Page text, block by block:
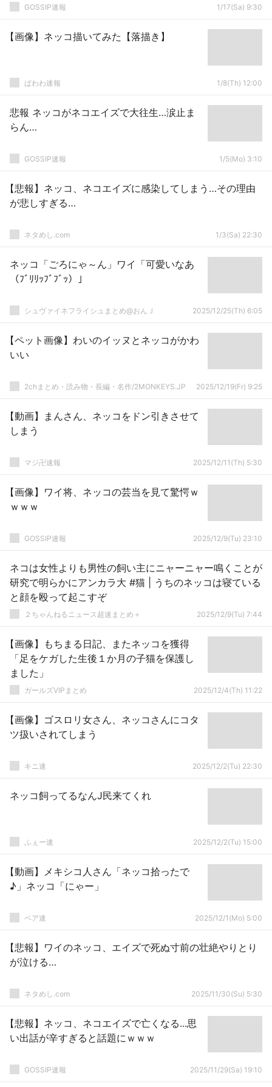
GOSSIP速報 1/17(Sa) 9:30
【画像】ネッコ描いてみた【落描き】
ぱわわ速報 1/8(Th) 12:00
悲報 ネッコがネコエイズで大往生…涙止ま
らん…
GOSSIP速報 1/5(Mo) 3:10
【悲報】ネッコ、ネコエイズに感染してしまう…その理由
が悲しすぎる…
ネタめし.com 1/3(Sa) 22:30
ネッコ「ごろにゃ～ん」ワイ「可愛いなあ
（ﾌﾞﾘﾘｯﾌﾞﾌﾞｯ）」
シュヴァイネフライシュまとめ@おんＪ 2025/12/25(Th) 6:05
【ペット画像】わいのイッヌとネッコがかわ
いい
2chまとめ・読み物・長編・名作/2MONKEYS.JP 2025/12/19(Fr) 9:25
【動画】まんさん、ネッコをドン引きさせて
しまう
マジ卍速報 2025/12/11(Th) 5:30
【画像】ワイ将、ネッコの芸当を見て驚愕ｗ
ｗｗｗ
GOSSIP速報 2025/12/9(Tu) 23:10
ネコは女性よりも男性の飼い主にニャーニャー鳴くことが
研究で明らかにアンカラ大 #猫 | うちのネッコは寝ている
と顔を殴って起こすぞ
２ちゃんねるニュース超速まとめ＋ 2025/12/9(Tu) 7:44
【画像】もちまる日記、またネッコを獲得
「足をケガした生後１か月の子猫を保護し
ました」
ガールズVIPまとめ 2025/12/4(Th) 11:22
【画像】ゴスロリ女さん、ネッコさんにコタ
ツ扱いされてしまう
キニ速 2025/12/2(Tu) 22:30
ネッコ飼ってるなんJ民来てくれ
ふぇー速 2025/12/2(Tu) 15:00
【動画】メキシコ人さん「ネッコ拾ったで
♪」ネッコ「にゃー」
ベア速 2025/12/1(Mo) 5:00
【悲報】ワイのネッコ、エイズで死ぬ寸前の壮絶やりとり
が泣ける…
ネタめし.com 2025/11/30(Su) 5:30
【悲報】ネッコ、ネコエイズで亡くなる...思
い出話が辛すぎると話題にｗｗｗ
GOSSIP速報 2025/11/29(Sa) 19:10